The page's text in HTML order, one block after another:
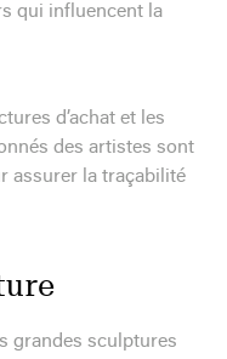
qui influencent la
d’achat et les
des artistes sont
assurer la traçabilité
grandes sculptures